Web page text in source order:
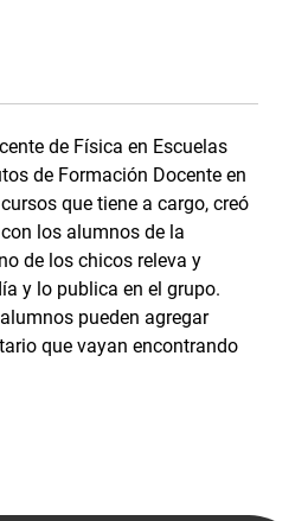
de Física en Escuelas
de Formación Docente en
que tiene a cargo, creó
los alumnos de la
de los chicos releva y
y lo publica en el grupo.
pueden agregar
que vayan encontrando